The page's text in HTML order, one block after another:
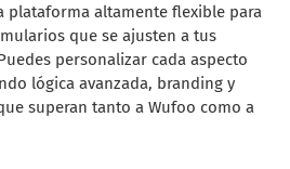
plataforma altamente flexible para
que se ajusten a tus
personalizar cada aspecto
lógica avanzada, branding y
superan tanto a Wufoo como a